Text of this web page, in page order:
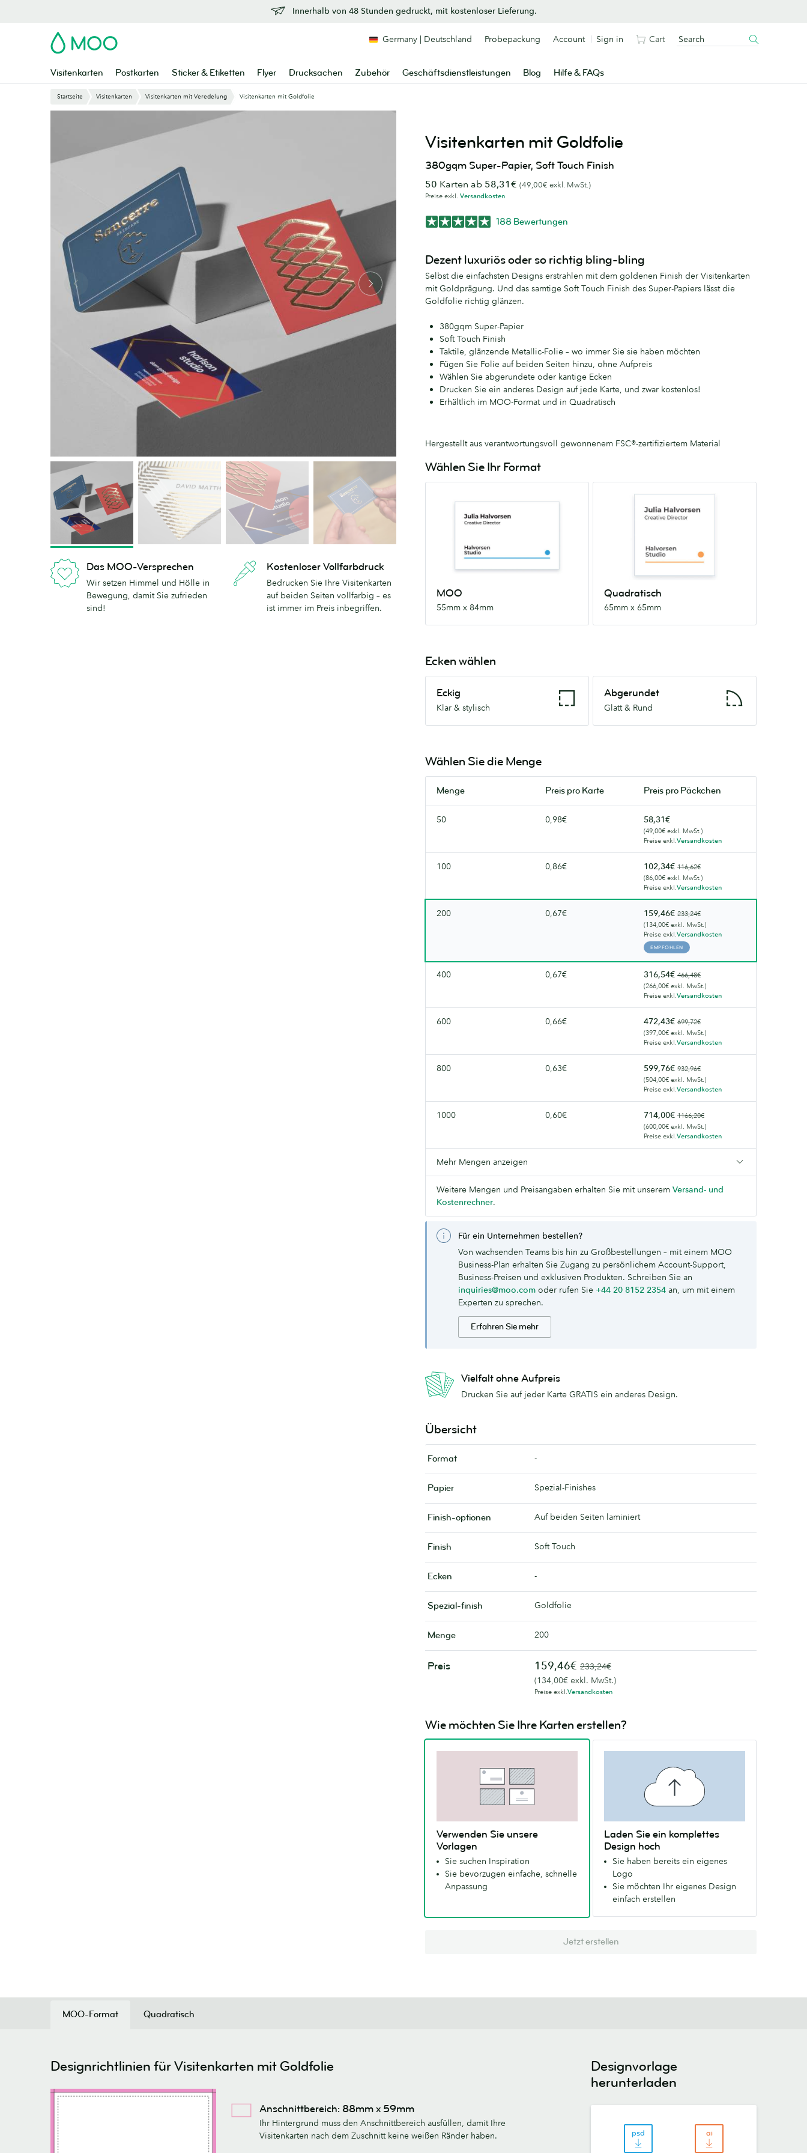
Innerhalb von 48 Stunden gedruckt, mit kostenloser Lieferung.
MOO
Visitenkarten Postkarten Sticker & Etiketten Flyer Drucksachen Zubehör Geschäftsdienstleistungen Blog Hilfe & FAQs
Germany | Deutschland Probepackung Account Sign in Cart
Startseite Visitenkarten Visitenkarten mit Veredelung Visitenkarten mit Goldfolie
Das MOO-Versprechen
Wir setzen Himmel und Hölle in
Bewegung, damit Sie zufrieden
sind!
Kostenloser Vollfarbdruck
Bedrucken Sie Ihre Visitenkarten
auf beiden Seiten vollfarbig – es
ist immer im Preis inbegriffen.
Visitenkarten mit Goldfolie
380gqm Super-Papier, Soft Touch Finish
50 Karten ab 58,31€ (49,00€ exkl. MwSt.)
Preise exkl. Versandkosten
188 Bewertungen
Dezent luxuriös oder so richtig bling-bling
Selbst die einfachsten Designs erstrahlen mit dem goldenen Finish der Visitenkarten
mit Goldprägung. Und das samtige Soft Touch Finish des Super-Papiers lässt die
Goldfolie richtig glänzen.
380gqm Super-Papier
Soft Touch Finish
Taktile, glänzende Metallic-Folie – wo immer Sie sie haben möchten
Fügen Sie Folie auf beiden Seiten hinzu, ohne Aufpreis
Wählen Sie abgerundete oder kantige Ecken
Drucken Sie ein anderes Design auf jede Karte, und zwar kostenlos!
Erhältlich im MOO-Format und in Quadratisch
Hergestellt aus verantwortungsvoll gewonnenem FSC®-zertifiziertem Material
Wählen Sie Ihr Format
MOO
55mm x 84mm
Quadratisch
65mm x 65mm
Ecken wählen
Eckig
Klar & stylisch
Klar
stylisch
Abgerundet
Glatt & Rund
Glatt
Rund
Wählen Sie die Menge
Menge Preis pro Karte Preis pro Päckchen
50 0,98€ 58,31€
(49,00€ exkl. MwSt.)
Preise exkl.Versandkosten
100 0,86€ 102,34€ 116,62€
(86,00€ exkl. MwSt.)
Preise exkl.Versandkosten
200 0,67€ 159,46€ 233,24€
(134,00€ exkl. MwSt.)
Preise exkl.Versandkosten
EMPFOHLEN
400 0,67€ 316,54€ 466,48€
(266,00€ exkl. MwSt.)
Preise exkl.Versandkosten
600 0,66€ 472,43€ 699,72€
(397,00€ exkl. MwSt.)
Preise exkl.Versandkosten
800 0,63€ 599,76€ 932,96€
(504,00€ exkl. MwSt.)
Preise exkl.Versandkosten
1000 0,60€ 714,00€ 1166,20€
(600,00€ exkl. MwSt.)
Preise exkl.Versandkosten
Mehr Mengen anzeigen
Weitere Mengen und Preisangaben erhalten Sie mit unserem Versand- und
Kostenrechner.
Für ein Unternehmen bestellen?
Von wachsenden Teams bis hin zu Großbestellungen – mit einem MOO
Business-Plan erhalten Sie Zugang zu persönlichem Account-Support,
Business-Preisen und exklusiven Produkten. Schreiben Sie an
inquiries@moo.com oder rufen Sie +44 20 8152 2354 an, um mit einem
Experten zu sprechen.
Erfahren Sie mehr
Vielfalt ohne Aufpreis
Drucken Sie auf jeder Karte GRATIS ein anderes Design.
Übersicht
Format -
Papier Spezial-Finishes
Finish-optionen Auf beiden Seiten laminiert
Finish Soft Touch
Ecken -
Spezial-finish Goldfolie
Menge 200
Preis 159,46€ 233,24€
(134,00€ exkl. MwSt.)
Preise exkl.Versandkosten
Wie möchten Sie Ihre Karten erstellen?
Verwenden Sie unsere
Vorlagen
Sie suchen Inspiration
Sie bevorzugen einfache, schnelle
Anpassung
Laden Sie ein komplettes
Design hoch
Sie haben bereits ein eigenes
Logo
Sie möchten Ihr eigenes Design
einfach erstellen
Jetzt erstellen
MOO-Format
Designrichtlinien für Visitenkarten mit Goldfolie
Anschnittbereich: 88mm x 59mm
Ihr Hintergrund muss den Anschnittbereich ausfüllen, damit Ihre
Visitenkarten nach dem Zuschnitt keine weißen Ränder haben.
Designvorlage
herunterladen
Quadratisch